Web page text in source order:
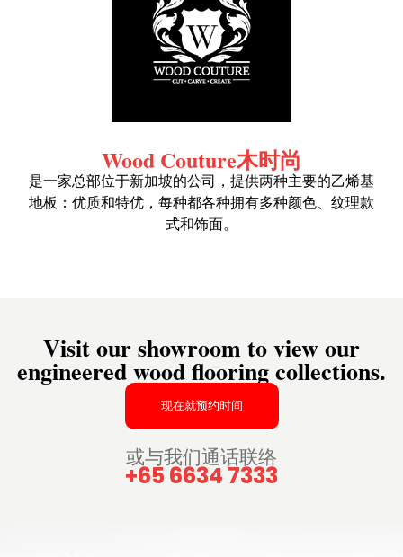
Wood Couture木时尚
是一家总部位于新加坡的公司，提供两种主要的乙烯基
地板：优质和特优，每种都各种拥有多种颜色、纹理款
式和饰面。
Visit our showroom to view our
engineered wood flooring collections.
现在就预约时间
或与我们通话联络
+65 6634 7333